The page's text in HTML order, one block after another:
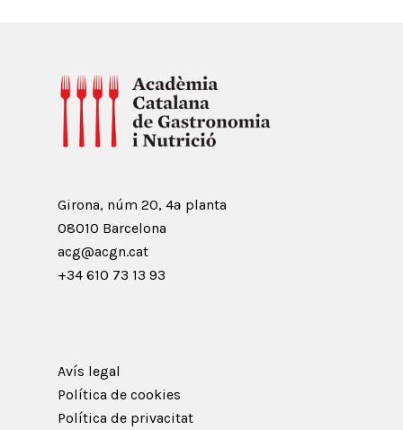
Girona, núm 20, 4ª planta
08010 Barcelona
acg@acgn.cat
+34 610 73 13 93
Avís legal
Política de cookies
Política de privacitat